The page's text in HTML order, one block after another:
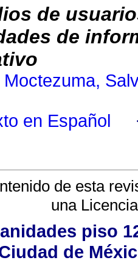
de
de
en Español
de esta
una
piso
de